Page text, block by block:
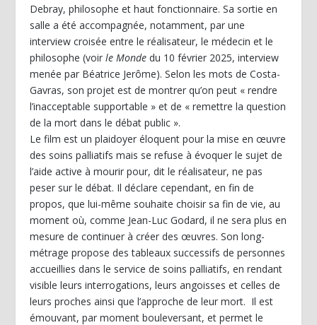
Debray, philosophe et haut fonctionnaire. Sa sortie en
salle a été accompagnée, notamment, par une
interview croisée entre le réalisateur, le médecin et le
philosophe (voirle Monde du 10 février 2025, interview
menée par Béatrice Jerôme). Selon les mots de Costa-
Gavras, son projet est de montrer qu’on peut « rendre
l’inacceptable supportable » et de « remettre la question
de la mort dans le débat public ».
Le film est un plaidoyer éloquent pour la mise en œuvre
des soins palliatifs mais se refuse à évoquer le sujet de
l’aide active à mourir pour, dit le réalisateur, ne pas
peser sur le débat. Il déclare cependant, en fin de
propos, que lui-même souhaite choisir sa fin de vie, au
moment où, comme Jean-Luc Godard, il ne sera plus en
mesure de continuer à créer des œuvres. Son long-
métrage propose des tableaux successifs de personnes
accueillies dans le service de soins palliatifs, en rendant
visible leurs interrogations, leurs angoisses et celles de
leurs proches ainsi que l’approche de leur mort. Il est
émouvant, par moment bouleversant, et permet le